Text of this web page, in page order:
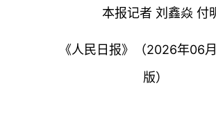
本报记者 刘鑫焱 付
《人民日报》（2026年06
版）